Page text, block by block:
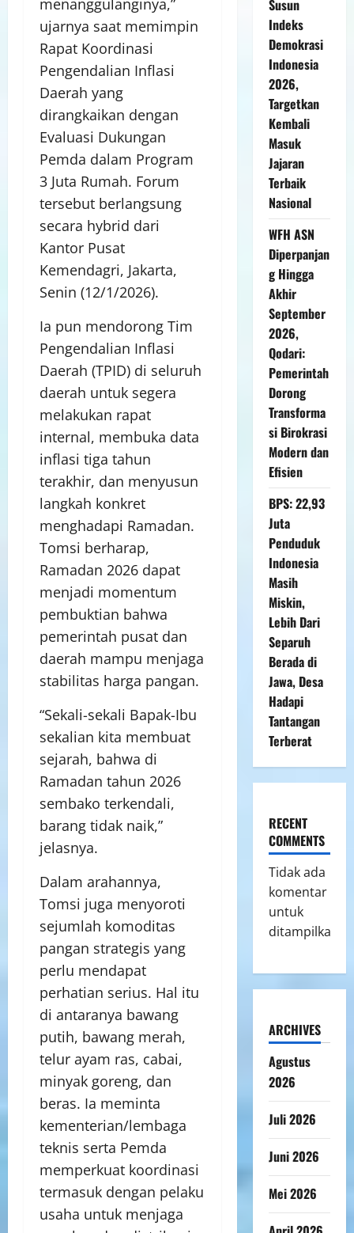
ujarnya saat memimpin
Rapat Koordinasi
Pengendalian Inflasi
Daerah yang
dirangkaikan dengan
Evaluasi Dukungan
Pemda dalam Program
3 Juta Rumah. Forum
tersebut berlangsung
secara hybrid dari
Kantor Pusat
Kemendagri, Jakarta,
Senin (12/1/2026).
Ia pun mendorong Tim
Pengendalian Inflasi
Daerah (TPID) di seluruh
daerah untuk segera
melakukan rapat
internal, membuka data
inflasi tiga tahun
terakhir, dan menyusun
langkah konkret
menghadapi Ramadan.
Tomsi berharap,
Ramadan 2026 dapat
menjadi momentum
pembuktian bahwa
pemerintah pusat dan
daerah mampu menjaga
stabilitas harga pangan.
“Sekali-sekali Bapak-Ibu
sekalian kita membuat
sejarah, bahwa di
Ramadan tahun 2026
sembako terkendali,
barang tidak naik,”
jelasnya.
Dalam arahannya,
Tomsi juga menyoroti
sejumlah komoditas
pangan strategis yang
perlu mendapat
perhatian serius. Hal itu
di antaranya bawang
putih, bawang merah,
telur ayam ras, cabai,
minyak goreng, dan
beras. Ia meminta
kementerian/lembaga
teknis serta Pemda
memperkuat koordinasi
termasuk dengan pelaku
usaha untuk menjaga
Susun
Indeks
Demokrasi
Indonesia
2026,
Targetkan
Kembali
Masuk
Jajaran
Terbaik
Nasional
WFH ASN
Diperpanjan
g Hingga
Akhir
September
2026,
Qodari:
Pemerintah
Dorong
Transforma
si Birokrasi
Modern dan
Efisien
BPS: 22,93
Juta
Penduduk
Indonesia
Masih
Miskin,
Lebih Dari
Separuh
Berada di
Jawa, Desa
Hadapi
Tantangan
Terberat
RECENT
COMMENTS
Tidak ada
komentar
untuk
ditampilkan.
ARCHIVES
Agustus
2026
Juli 2026
Juni 2026
Mei 2026